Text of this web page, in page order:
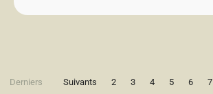
Derniers Suivants 2 3 4 5 6 7